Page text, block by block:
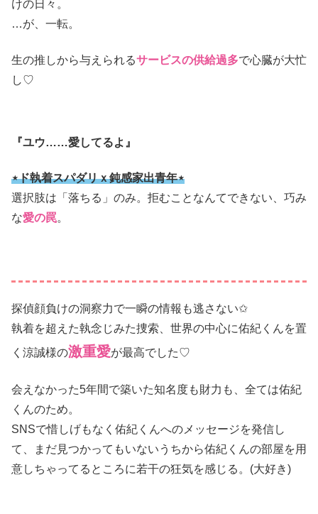
けの日々。
…が、一転。
生の推しから与えられるサービスの供給過多で心臓が大忙
し♡
『ユウ……愛してるよ』
⋆ド執着スパダリｘ鈍感家出青年⋆
選択肢は「落ちる」のみ。拒むことなんてできない、巧み
な愛の罠。
探偵顔負けの洞察力で一瞬の情報も逃さない✩
執着を超えた執念じみた捜索、世界の中心に佑紀くんを置
く涼誠様の激重愛が最高でした♡
会えなかった5年間で築いた知名度も財力も、全ては佑紀
くんのため。
SNSで惜しげもなく佑紀くんへのメッセージを発信し
て、まだ見つかってもいないうちから佑紀くんの部屋を用
意しちゃってるところに若干の狂気を感じる。(大好き)